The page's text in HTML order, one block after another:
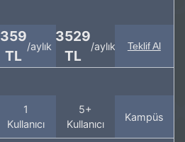
359
TL
/aylık
3529
TL
/aylık Teklif Al
1
Kullanıcı
5+
Kullanıcı
Kampüs